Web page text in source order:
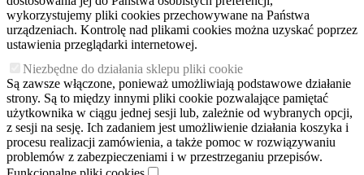
wykorzystujemy pliki cookies przechowywane na Państwa
urządzeniach. Kontrolę nad plikami cookies można uzyskać poprzez
ustawienia przeglądarki internetowej.
Niezbędne do działania sklepu pliki cookie
Są zawsze włączone, ponieważ umożliwiają podstawowe działanie
strony. Są to między innymi pliki cookie pozwalające pamiętać
użytkownika w ciągu jednej sesji lub, zależnie od wybranych opcji,
z sesji na sesję. Ich zadaniem jest umożliwienie działania koszyka i
procesu realizacji zamówienia, a także pomoc w rozwiązywaniu
problemów z zabezpieczeniami i w przestrzeganiu przepisów.